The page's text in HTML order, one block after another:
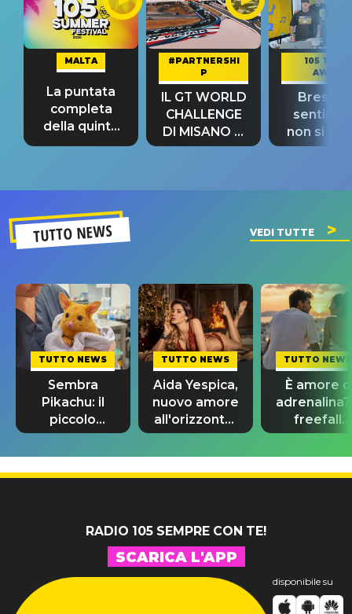
MALTA
La puntata
completa
della quinta
tappa
#PARTNERSHI
P
IL GT WORLD
CHALLENGE
DI MISANO si
riconferma
105 TAKE
AWAY
Bresh:
non si
fino alla
TUTTO NEWS VEDI TUTTE
TUTTO NEWS
Sembra
Pikachu: il
piccolo
animale che
inganna tutti
TUTTO NEWS
Aida Yespica,
nuovo amore
all'orizzonte:
al suo fianco
c'è Giovanni
TUTTO NEWS
È amore o
adrenalina?
freefall
dating
confonde
tutti
RADIO 105 SEMPRE CON TE!
SCARICA L'APP
disponibile su